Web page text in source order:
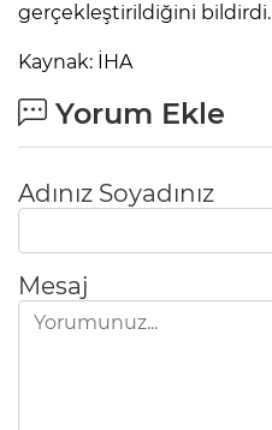
gerçekleştirildiğini bildirdi.
Kaynak: İHA
Yorum Ekle
Adınız Soyadınız
Mesaj